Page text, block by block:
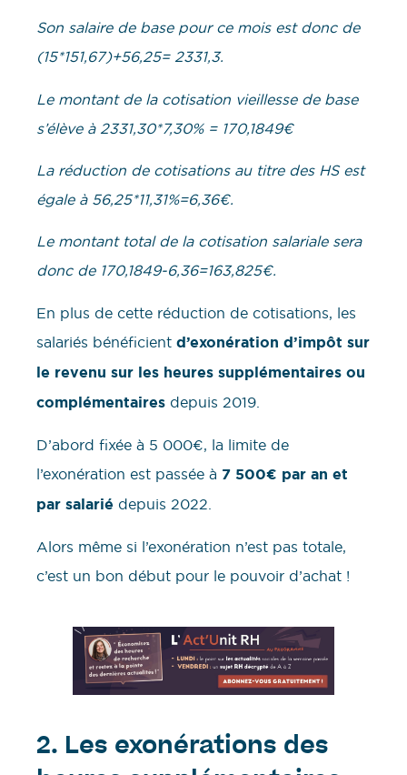
Son salaire de base pour ce mois est donc de
(15*151,67)+56,25= 2331,3.
Le montant de la cotisation vieillesse de base
s’élève à 2331,30*7,30% = 170,1849€
La réduction de cotisations au titre des HS est
égale à 56,25*11,31%=6,36€.
Le montant total de la cotisation salariale sera
donc de 170,1849-6,36=163,825€.
En plus de cette réduction de cotisations, les
salariés bénéficient d’exonération d’impôt sur
le revenu sur les heures supplémentaires ou
complémentaires depuis 2019.
D’abord fixée à 5 000€, la limite de
l’exonération est passée à 7 500€ par an et
par salarié depuis 2022.
Alors même si l’exonération n’est pas totale,
c’est un bon début pour le pouvoir d’achat !
2. Les exonérations des